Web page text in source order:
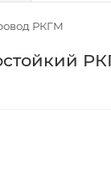
РКГМ